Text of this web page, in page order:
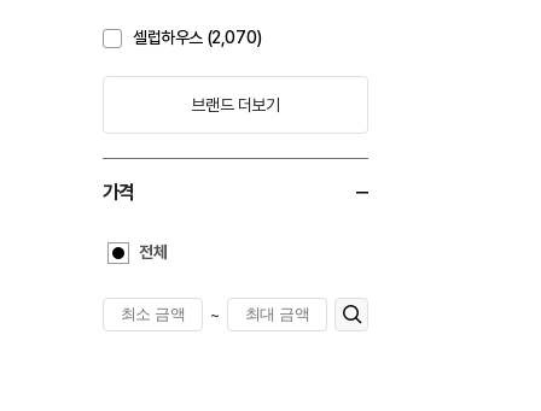
셀럽하우스 (2,070)
브랜드 더보기
가격
전체
~